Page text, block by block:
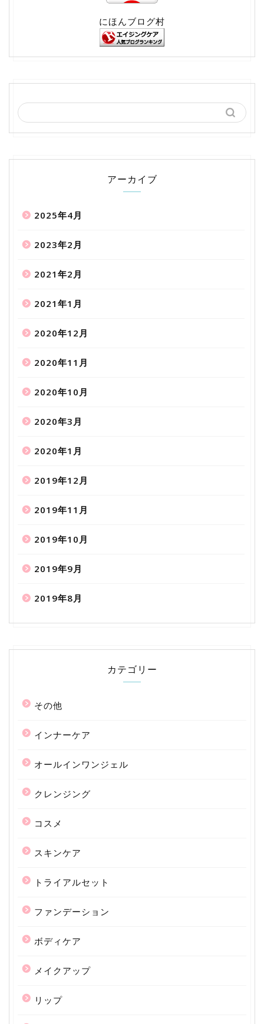
にほんブログ村
アーカイブ
2025年4月
2023年2月
2021年2月
2021年1月
2020年12月
2020年11月
2020年10月
2020年3月
2020年1月
2019年12月
2019年11月
2019年10月
2019年9月
2019年8月
カテゴリー
その他
インナーケア
オールインワンジェル
クレンジング
コスメ
スキンケア
トライアルセット
ファンデーション
ボディケア
メイクアップ
リップ